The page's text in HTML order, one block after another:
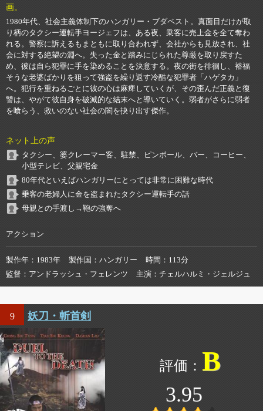
画。
1980年代、社会主義体制下のハンガリー・ブダペスト。真面目だけが取
り柄のタクシー運転手ヨージェフは、ある夜、乗客に売上金を全て奪わ
れる。警察に訴えるもまともに取り合われず、会社からも見放され、社
会に対する絶望の淵へ。失った金と踏みにじられた尊厳を取り戻すた
め、彼は自ら犯罪に手を染めることを決意する。夜の街を徘徊し、裕福
そうな老婆ばかりを狙って強盗を繰り返す冷酷な犯罪者「ハゲタカ」
へ。犯行を重ねるごとに彼の心は麻痺していくが、その歪んだ正義と復
讐は、やがて彼自身を破滅的な結末へと導いていく。弱者がさらに弱者
を喰らう、救いのない社会の闇を抉り出す傑作。
ネット上の声
タクシー、婆クレーマー客、駐禁、ピンボール、バー、コーヒー、
小型テレビ、父親宅金
80年代といえばハンガリーにとっては非常に困難な時代
乗客の老婦人に金を盗まれたタクシー運転手の話
母親との手渡し→鞄の強奪へ
アクション
製作年 1983年 製作国 ハンガリー 時間
113分
監督
アンドラッシュ・フェレンツ 主演 チェルハルミ・ジェルジュ
9 妖刀・斬首剣
B
3.95